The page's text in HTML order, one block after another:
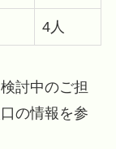
4人
討中のご担
の情報を参